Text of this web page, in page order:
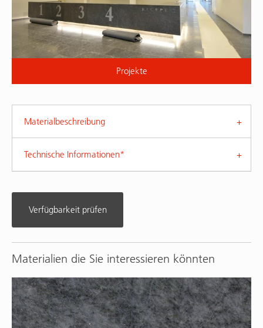
Projekte
Materialbeschreibung
Technische Informationen*
Verfügbarkeit prüfen
Materialien die Sie interessieren könnten